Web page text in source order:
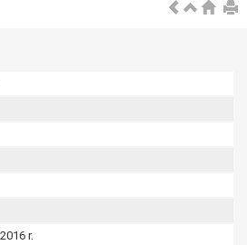
r.
zadania realizowanego w
przetwarzania do celów
sytuacją. W razie wniesienia